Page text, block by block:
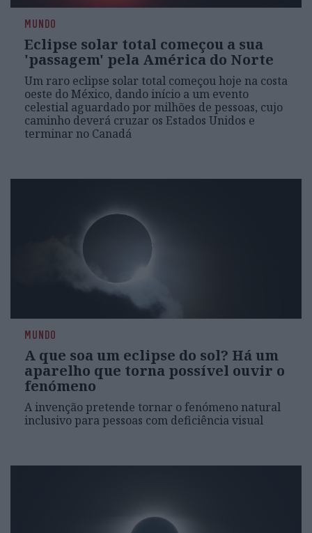
MUNDO
Eclipse solar total começou a sua
'passagem' pela América do Norte
Um raro eclipse solar total começou hoje na costa
oeste do México, dando início a um evento
celestial aguardado por milhões de pessoas, cujo
caminho deverá cruzar os Estados Unidos e
terminar no Canadá
MUNDO
A que soa um eclipse do sol? Há um
aparelho que torna possível ouvir o
fenómeno
A invenção pretende tornar o fenómeno natural
inclusivo para pessoas com deficiência visual